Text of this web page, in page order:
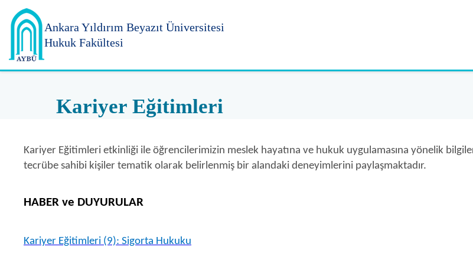
Ankara Yıldırım Beyazıt Üniversitesi
Hukuk Fakültesi
Kariyer Eğitimleri
Kariyer Eğitimleri etkinliği ile öğrencilerimizin meslek hayatına ve hukuk uygulamasına yönelik
tecrübe sahibi kişiler tematik olarak belirlenmiş bir alandaki deneyimlerini paylaşmaktadır.
HABER ve DUYURULAR
Kariyer Eğitimleri (9): Sigorta Hukuku